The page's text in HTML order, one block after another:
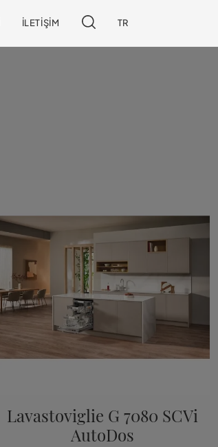
İLETIŞIM TR
Lavastoviglie G 7080 SCVi
AutoDos